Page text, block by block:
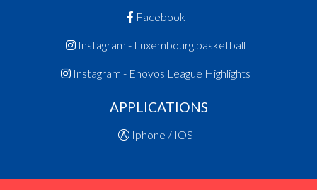
Facebook
Instagram - Luxembourg.basketball
Instagram - Enovos League Highlights
APPLICATIONS
Iphone / IOS